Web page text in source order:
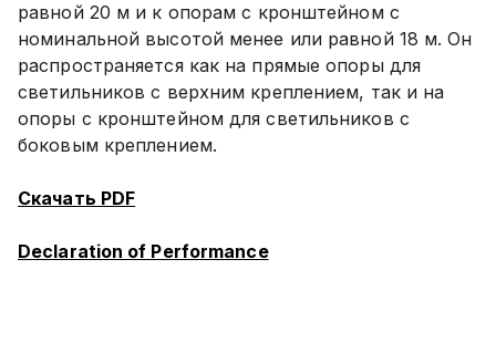
равной 20 м и к опорам с кронштейном с
номинальной высотой менее или равной 18 м. Он
распространяется как на прямые опоры для
светильников с верхним креплением, так и на
опоры с кронштейном для светильников с
боковым креплением.
Скачать PDF
Declaration of Performance